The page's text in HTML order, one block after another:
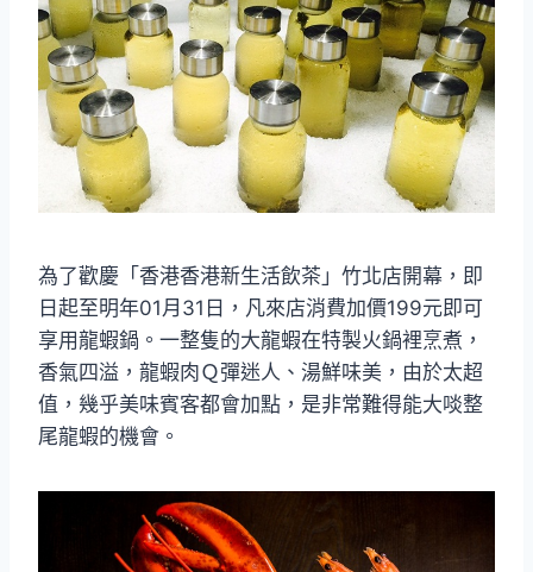
為了歡慶「香港香港新生活飲茶」竹北店開幕，即
日起至明年01月31日，凡來店消費加價199元即可
享用龍蝦鍋。一整隻的大龍蝦在特製火鍋裡烹煮，
香氣四溢，龍蝦肉Ｑ彈迷人、湯鮮味美，由於太超
值，幾乎美味賓客都會加點，是非常難得能大啖整
尾龍蝦的機會。